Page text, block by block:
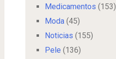
Medicamentos (153)
Moda(45)
Noticias (155)
Pele (136)